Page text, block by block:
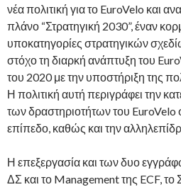
νέα πολιτική για το EuroVelo και
πλάνο “Στρατηγική 2030”, έναν
υποκατηγορίες στρατηγικών
στόχο τη διαρκή ανάπτυξη του
του 2020 με την υποστήριξη της
Η πολιτική αυτή περιγράφει την
των δραστηριοτήτων του
επίπεδο, καθώς και την
Η επεξεργασία και των δυο
ΔΣ και το Management της ECF, το